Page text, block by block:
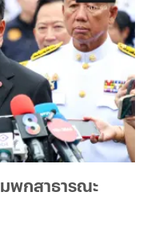
พกสาธารณะ